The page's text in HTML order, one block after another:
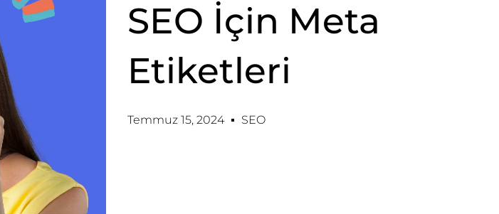
SEO İçin Meta
Etiketleri
Temmuz 15, 2024 SEO